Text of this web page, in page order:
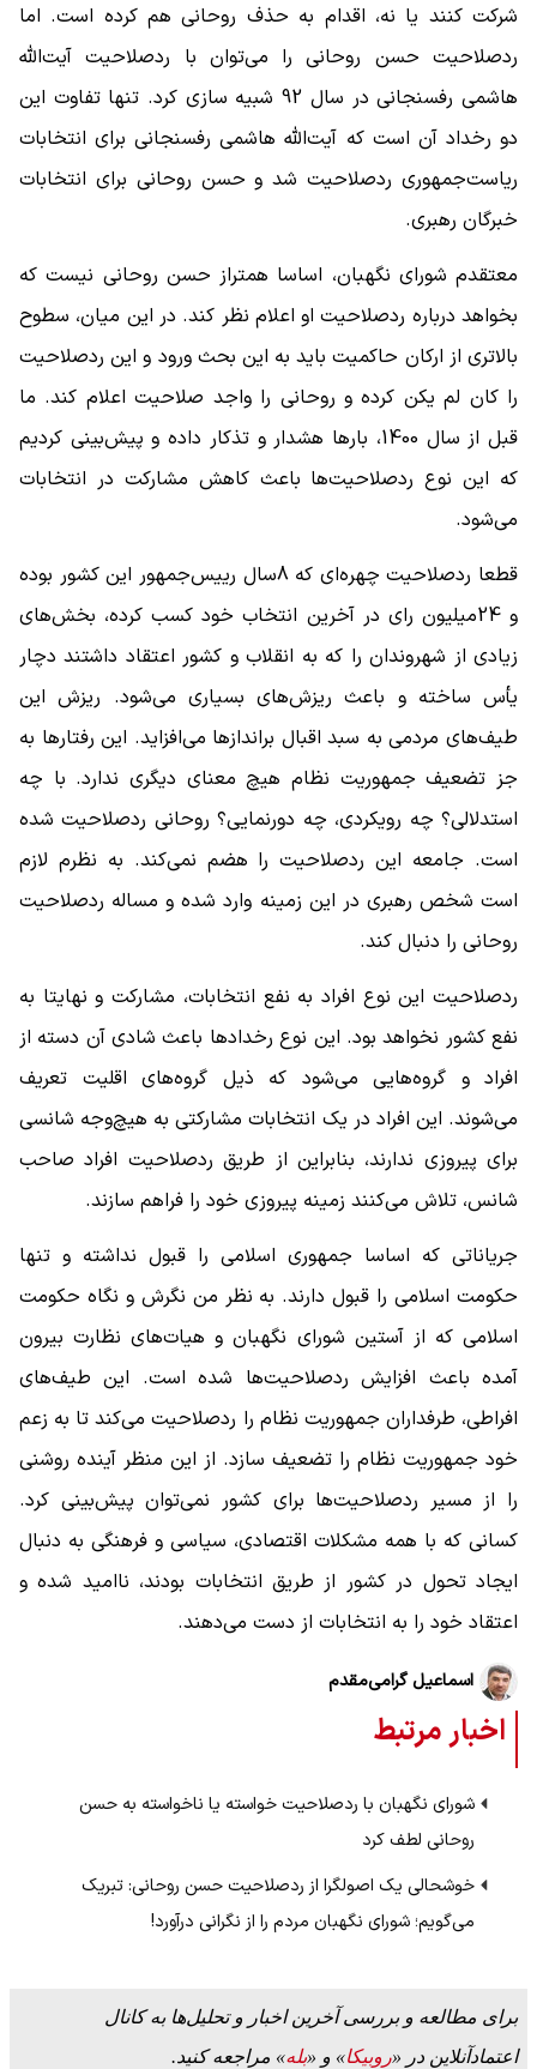
شرکت کنند یا نه، اقدام به حذف روحانی هم کرده است. اما
ردصلاحیت حسن روحانی را می‌توان با ردصلاحیت آیت‌الله
هاشمی رفسنجانی در سال 92 شبیه سازی کرد. تنها تفاوت این
دو رخداد آن است که آیت‌الله هاشمی رفسنجانی برای انتخابات
ریاست‌جمهوری ردصلاحیت شد و حسن روحانی برای انتخابات
خبرگان رهبری.
معتقدم شورای نگهبان، اساسا همتراز حسن روحانی نیست که
بخواهد درباره ردصلاحیت او اعلام نظر کند. در این میان، سطوح
بالاتری از ارکان حاکمیت باید به این بحث ورود و این ردصلاحیت
را کان لم یکن کرده و روحانی را واجد صلاحیت اعلام کند. ما
قبل از سال 1400، بارها هشدار و تذکار داده و پیش‌بینی کردیم
که این نوع ردصلاحیت‌ها باعث کاهش مشارکت در انتخابات
می‌شود.
قطعا ردصلاحیت چهره‌ای که 8سال رییس‌جمهور این کشور بوده
و 24میلیون رای در آخرین انتخاب خود کسب کرده، بخش‌های
زیادی از شهروندان را که به انقلاب و کشور اعتقاد داشتند دچار
یأس ساخته و باعث ریزش‌های بسیاری می‌شود. ریزش این
طیف‌های مردمی به سبد اقبال براندازها می‌افزاید. این رفتارها به
جز تضعیف جمهوریت نظام هیچ معنای دیگری ندارد. با چه
استدلالی؟ چه رویکردی، چه دورنمایی؟ روحانی ردصلاحیت شده
است. جامعه این ردصلاحیت را هضم نمی‌کند. به نظرم لازم
است شخص رهبری در این زمینه وارد شده و مساله ردصلاحیت
روحانی را دنبال کند.
ردصلاحیت این نوع افراد به نفع انتخابات، مشارکت و نهایتا به
نفع کشور نخواهد بود. این نوع رخدادها باعث شادی آن دسته از
افراد و گروه‌هایی می‌شود که ذیل گروه‌های اقلیت تعریف
می‌شوند. این افراد در یک انتخابات مشارکتی به هیچ‌وجه شانسی
برای پیروزی ندارند، بنابراین از طریق ردصلاحیت افراد صاحب
شانس، تلاش می‌کنند زمینه پیروزی خود را فراهم سازند.
جریاناتی که اساسا جمهوری اسلامی را قبول نداشته و تنها
حکومت اسلامی را قبول دارند. به نظر من نگرش و نگاه حکومت
اسلامی که از آستین شورای نگهبان و هیات‌های نظارت بیرون
آمده باعث افزایش ردصلاحیت‌ها شده است. این طیف‌های
افراطی، طرفداران جمهوریت نظام را ردصلاحیت می‌کند تا به زعم
خود جمهوریت نظام را تضعیف سازد. از این منظر آینده روشنی
را از مسیر ردصلاحیت‌ها برای کشور نمی‌توان پیش‌بینی کرد.
کسانی که با همه مشکلات اقتصادی، سیاسی و فرهنگی به دنبال
ایجاد تحول در کشور از طریق انتخابات بودند، ناامید شده و
اعتقاد خود را به انتخابات از دست می‌دهند.
اسماعیل گرامی‌مقدم
اخبار مرتبط
شورای نگهبان با ردصلاحیت خواسته یا ناخواسته به حسن
روحانی لطف کرد
خوشحالی یک اصولگرا از ردصلاحیت حسن روحانی: تبریک
می‌گویم؛ شورای نگهبان مردم را از نگرانی درآورد!
برای مطالعه و بررسی آخرین اخبار و تحلیل‌ها به کانال
اعتمادآنلاین در «روبیکا» و «بله» مراجعه کنید.